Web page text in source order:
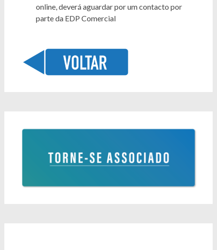
online, deverá aguardar por um contacto por
parte da EDP Comercial